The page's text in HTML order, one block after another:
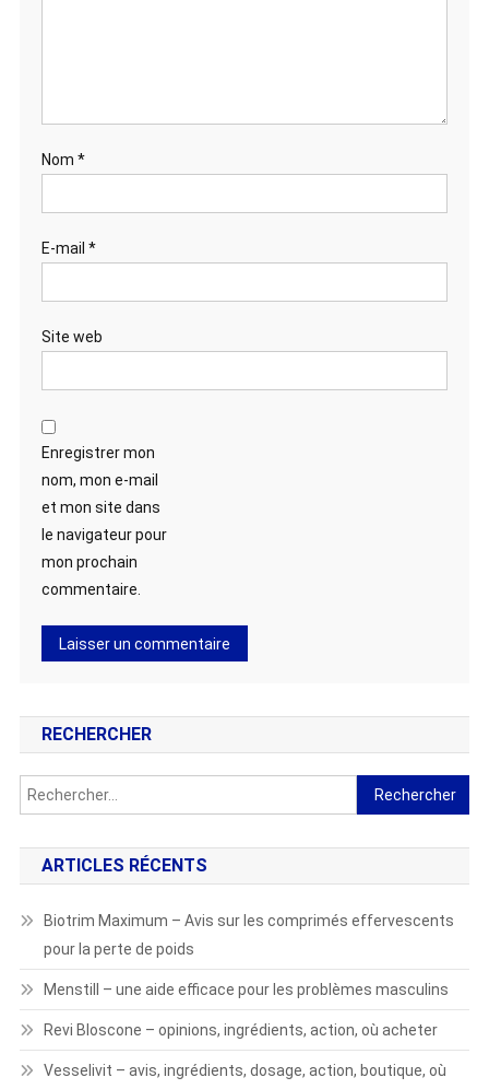
Nom *
E-mail *
Site web
Enregistrer mon
nom, mon e-mail
et mon site dans
le navigateur pour
mon prochain
commentaire.
RECHERCHER
Rechercher :
ARTICLES RÉCENTS
Biotrim Maximum – Avis sur les comprimés effervescents
pour la perte de poids
Menstill – une aide efficace pour les problèmes masculins
Revi Bloscone – opinions, ingrédients, action, où acheter
Vesselivit – avis, ingrédients, dosage, action, boutique, où